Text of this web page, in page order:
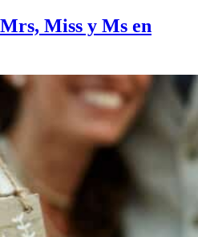
Miss y Ms en